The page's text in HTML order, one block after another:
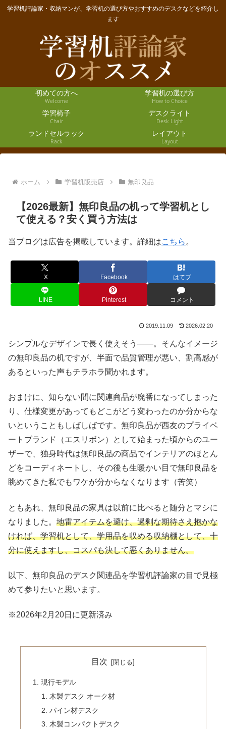
学習机評論家・収納マンが、学習机の選び方やおすすめのデスクなどを紹介し
ます
初めての方へ
Welcome
学習机の選び方
How to Choice
学習椅子
Chair
デスクライト
Desk Light
ランドセルラック
Rack
レイアウト
Layout
ホーム 学習机販売店 無印良品
【2026最新】無印良品の机って学習机とし
て使える？安く買う方法は
当ブログは広告を掲載しています。詳細はこちら 。
X Facebook はてブ
LINE Pinterest コメント
2019.11.09 2026.02.20
シンプルなデザインで長く使えそう――。そんなイメージ
の無印良品の机ですが、半面で品質管理が悪い、割高感が
あるといった声もチラホラ聞かれます。
おまけに、知らない間に関連商品が廃番になってしまった
り、仕様変更があってもどこがどう変わったのか分からな
いということもしばしばです。無印良品が西友のプライベ
ートブランド（エスリボン）として始まった頃からのユー
ザーで、独身時代は無印良品の商品でインテリアのほとん
どをコーディネートし、その後も生暖かい目で無印良品を
眺めてきた私でもワケが分からなくなります（苦笑）
ともあれ、無印良品の家具は以前に比べると随分とマシに
なりました。 地雷アイテムを避け、過剰な期待さえ抱かな
ければ、学習机として、学用品を収める収納棚として、十
分に使えますし、コスパも決して悪くありません。
以下、無印良品のデスク関連品を学習机評論家の目で見極
めて参りたいと思います。
※2026年2月20日に更新済み
目次
現行モデル
木製デスク オーク材
パイン材デスク
木製コンパクトデスク